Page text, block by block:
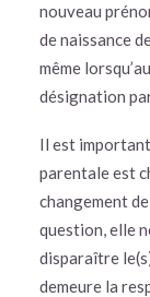
nouveau
de naissance
même
désignation
Il est
parentale est
changement
question, elle
disparaître
demeure la